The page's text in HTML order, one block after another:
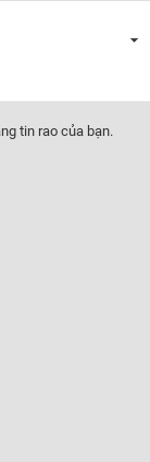
tin rao của bạn.